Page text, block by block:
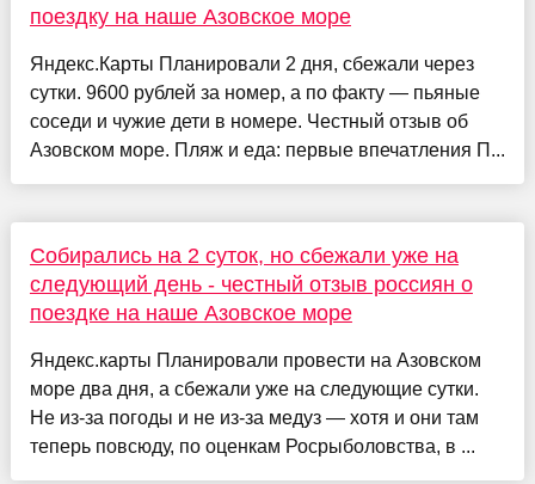
поездку на наше Азовское море
Яндекс.Карты Планировали 2 дня, сбежали через
сутки. 9600 рублей за номер, а по факту — пьяные
соседи и чужие дети в номере. Честный отзыв об
Азовском море. Пляж и еда: первые впечатления П...
Собирались на 2 суток, но сбежали уже на
следующий день - честный отзыв россиян о
поездке на наше Азовское море
Яндекс.карты Планировали провести на Азовском
море два дня, а сбежали уже на следующие сутки.
Не из-за погоды и не из-за медуз — хотя и они там
теперь повсюду, по оценкам Росрыболовства, в ...